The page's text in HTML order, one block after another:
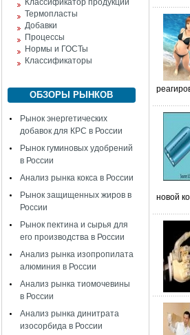
Классификатор продукции
Термопласты
Добавки
Процессы
Нормы и ГОСТы
Классификаторы
ОБЗОРЫ РЫНКОВ
Рынок энергетических
добавок для КРС в России
Рынок гуминовых удобрений
в России
Анализ рынка кокса в России
Рынок защищенных жиров в
России
Рынок пектина и сырья для
его производства в России
Анализ рынка изопропилата
алюминия в России
Анализ рынка тиомочевины
в России
Анализ рынка динитрата
изосорбида в России
новой